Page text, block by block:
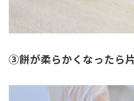
③餅が柔らかくなったら片